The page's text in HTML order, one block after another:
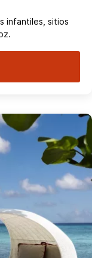
infantiles, sitios